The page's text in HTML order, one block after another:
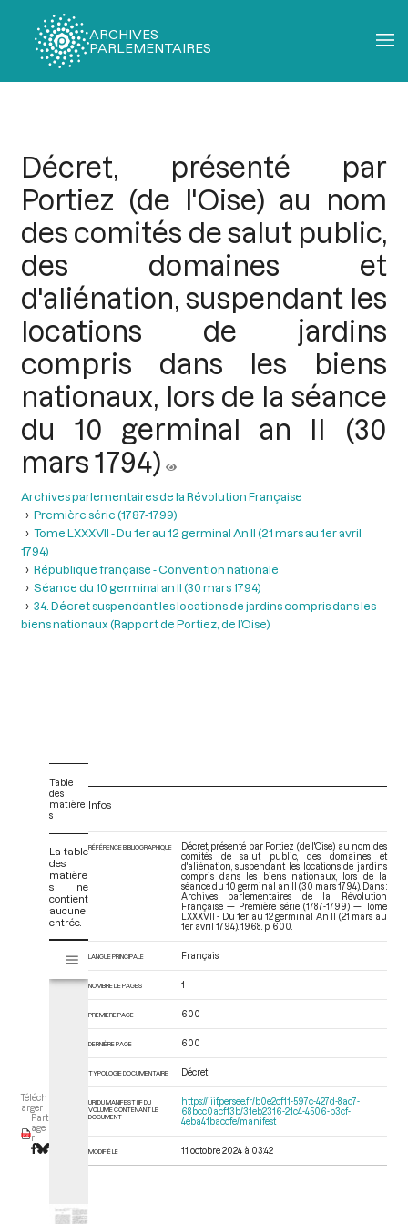
ARCHIVES
PARLEMENTAIRES
Décret, présenté par
Portiez (de l'Oise) au nom
des comités de salut public,
des domaines et
d'aliénation, suspendant les
locations de jardins
compris dans les biens
nationaux, lors de la séance
du 10 germinal an II (30
mars 1794)
Archives parlementaires de la Révolution Française
Première série (1787-1799)
Tome LXXXVII - Du 1er au 12 germinal An II (21 mars au 1er avril
1794)
République française - Convention nationale
Séance du 10 germinal an II (30 mars 1794)
34. Décret suspendant les locations de jardins compris dans les
biens nationaux (Rapport de Portiez, de l’Oise)
Téléch
arger
Part
age
r
Table
des
matière
s
La table
des
matière
s ne
contient
aucune
entrée.
s
d
Tome LXXXVII - Du 1er au 12 germinal An II (21 mars au 1er avril 1794)
Infos
RÉFÉRENCE BIBLIOGRAPHIQUE
Décret, présenté par Portiez (de l'Oise) au nom des
comités de salut public, des domaines et
d'aliénation, suspendant les locations de jardins
compris dans les biens nationaux, lors de la
séance du 10 germinal an II (30 mars 1794). Dans :
Archives parlementaires de la Révolution
Française — Première série (1787-1799) — Tome
LXXXVII - Du 1er au 12 germinal An II (21 mars au
1er avril 1794). 1968. p. 600.
LANGUE PRINCIPALE Français
NOMBRE DE PAGES 1
PREMIÈRE PAGE 600
DERNIÈRE PAGE 600
TYPOLOGIE DOCUMENTAIRE Décret
URI DU MANIFEST IIIF DU
VOLUME CONTENANT LE
DOCUMENT
https://iiif.persee.fr/b0e2cf11-597c-427d-8ac7-
68bcc0acf13b/31eb2316-21c4-4506-b3cf-
4eba41baccfe/manifest
MODIFIÉ LE 11 octobre 2024 à 03:42